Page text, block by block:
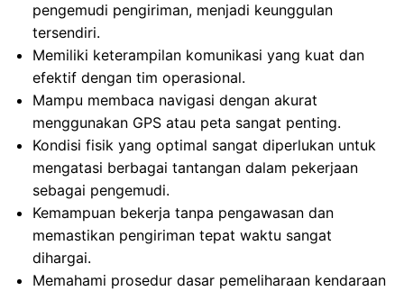
pengemudi pengiriman, menjadi keunggulan
tersendiri.
Memiliki keterampilan komunikasi yang kuat dan
efektif dengan tim operasional.
Mampu membaca navigasi dengan akurat
menggunakan GPS atau peta sangat penting.
Kondisi fisik yang optimal sangat diperlukan untuk
mengatasi berbagai tantangan dalam pekerjaan
sebagai pengemudi.
Kemampuan bekerja tanpa pengawasan dan
memastikan pengiriman tepat waktu sangat
dihargai.
Memahami prosedur dasar pemeliharaan kendaraan